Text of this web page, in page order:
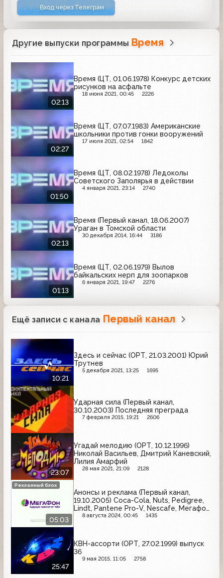
Вход через Телеграм
Другие выпуски программы Время
02:13
Время (ЦТ, 01.06.1978) Конкурс детских
рисунков на асфальте
18 июня 2021, 00:45 2226
02:27
Время (ЦТ, 07.07.1983) Американские
школьники против гонки вооружений
17 июля 2021, 02:54 1842
01:50
Время (ЦТ, 08.02.1978) Ледоколы
Советского Заполярья в действии
4 января 2021, 23:14 2740
02:13
Время (Первый канал, 18.06.2007)
Ураган в Томской области
30 декабря 2014, 16:44 3186
01:13
Время (ЦТ, 02.06.1979) Вылов
байкальских нерп для зоопарков
6 января 2021, 19:47 2276
Ещё записи с канала Первый канал
10:21
Здесь и сейчас (ОРТ, 21.03.2001) Юрий
Трутнев
5 декабря 2021, 13:25 1695
Ударная сила (Первый канал,
30.10.2003) Последняя преграда
7 февраля 2015, 19:21 2606
23:07
Угадай мелодию (ОРТ, 10.12.1996)
Николай Васильев, Дмитрий Каневский,
Лилия Амарфий
28 мая 2021, 21:09 2128
05:03
Анонсы и реклама (Первый канал,
19.10.2005) Coca-Cola, Nuts, Pedigree,
Lindt, Pantene Pro-V, Nescafe, Мегафон,
Snickers, Schauma, Россия - щедрая
8 августа 2024, 00:45 1435
Рекламный блок
25:47
КВН-ассорти (ОРТ, 27.02.1999) выпуск
36
9 мая 2015, 11:05 2758